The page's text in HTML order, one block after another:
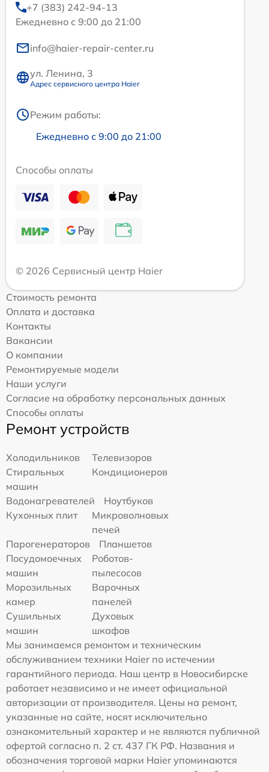
+7 (383) 242-94-13
Ежедневно с 9:00 до 21:00
info@haier-repair-center.ru
ул. Ленина, 3
Адрес сервисного центра Haier
Режим работы:
Ежедневно с 9:00 до 21:00
Способы оплаты
© 2026 Сервисный центр Haier
Стоимость ремонта
Оплата и доставка
Контакты
Вакансии
О компании
Ремонтируемые модели
Наши услуги
Согласие на обработку персональных данных
Способы оплаты
Ремонт устройств
Холодильников
Телевизоров
Стиральных
машин
Кондиционеров
Водонагревателей
Ноутбуков
Кухонных плит
Микроволновых
печей
Парогенераторов
Планшетов
Посудомоечных
машин
Роботов-
пылесосов
Морозильных
камер
Варочных
панелей
Сушильных
машин
Духовых
шкафов
Мы занимаемся ремонтом и техническим
обслуживанием техники Haier по истечении
гарантийного периода. Наш центр в Новосибирске
работает независимо и не имеет официальной
авторизации от производителя. Цены на ремонт,
указанные на сайте, носят исключительно
ознакомительный характер и не являются публичной
офертой согласно п. 2 ст. 437 ГК РФ. Названия и
обозначения торговой марки Haier упоминаются